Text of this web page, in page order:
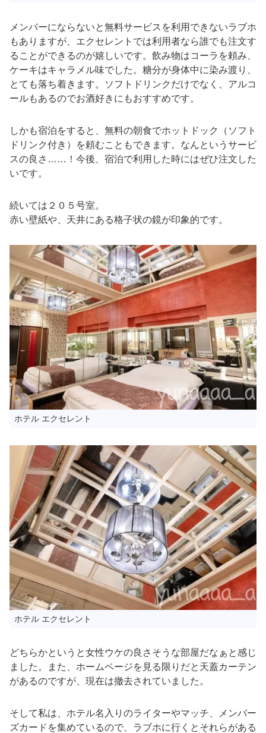
メンバーにならないと無料サービスを利用できないラブホ
もありますが、エクセレントでは利用者なら誰でも注文す
ることができるのが嬉しいです。飲み物はコーラを頼み、
ケーキはキャラメル味でした。糖分が身体中に染み渡り、
とても落ち着きます。ソフトドリンクだけでなく、アルコ
ールもあるのでお酒好きにもおすすめです。
しかも宿泊をすると、無料の朝食でホットドック（ソフト
ドリンク付き）を頼むこともできます。なんというサービ
スの良さ……！今後、宿泊で利用した時にはぜひ注文した
いです。
続いては２０５号室。
赤い壁紙や、天井にある格子状の鏡が印象的です。
ホテル エクセレント
ホテル エクセレント
どちらかというと女性ウケの良さそうな部屋だなぁと感じ
ました。また、ホームページを見る限りだと天蓋カーテン
があるのですが、現在は撤去されていました。
そして私は、ホテル名入りのライターやマッチ、メンバー
ズカードを集めているので、ラブホに行くとそれらがある